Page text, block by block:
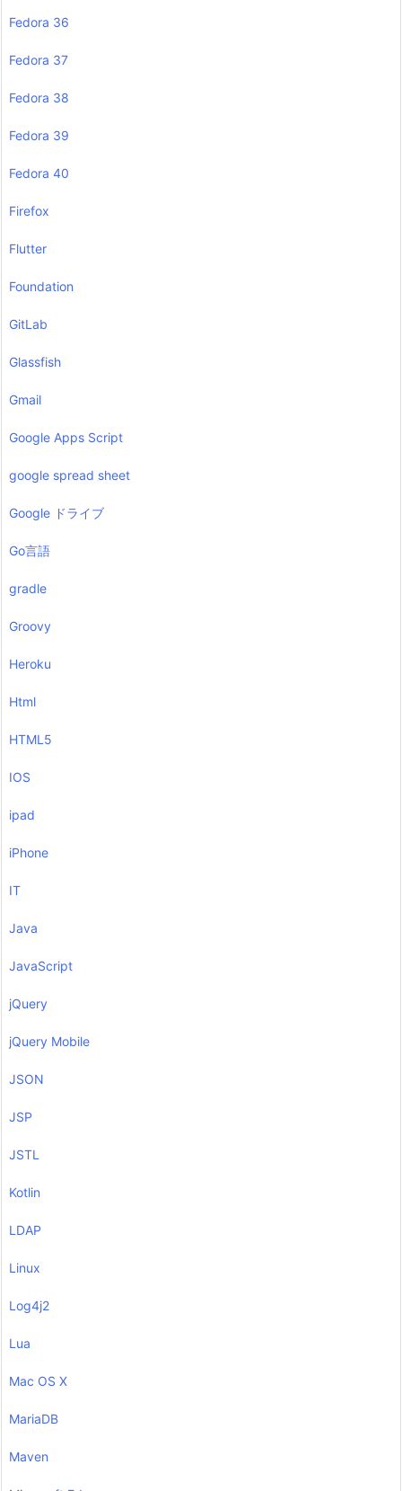
Fedora 36
Fedora 37
Fedora 38
Fedora 39
Fedora 40
Firefox
Flutter
Foundation
GitLab
Glassfish
Gmail
Google Apps Script
google spread sheet
Google ドライブ
Go言語
gradle
Groovy
Heroku
Html
HTML5
IOS
ipad
iPhone
IT
Java
JavaScript
jQuery
jQuery Mobile
JSON
JSP
JSTL
Kotlin
LDAP
Linux
Log4j2
Lua
Mac OS X
MariaDB
Maven